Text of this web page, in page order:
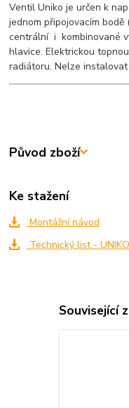
Ventil Uniko je určen k
jednom připojovacím bodě
centrální i kombinované
hlavice. Elektrickou
radiátoru. Nelze
Původ zboží
Ke stažení
Montážní návod
Technický list -
Související